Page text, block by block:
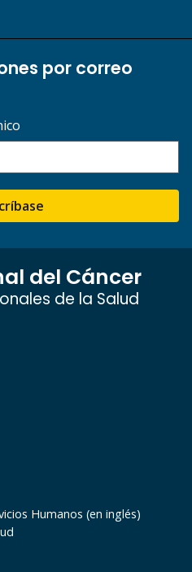
por correo
del Cáncer
de la Salud
Humanos (en inglés)